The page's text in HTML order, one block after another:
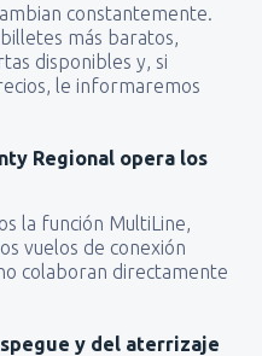
constantemente.
más baratos,
disponibles y, si
le informaremos
Regional opera los
la función MultiLine,
vuelos de conexión
colaboran directamente
y del aterrizaje